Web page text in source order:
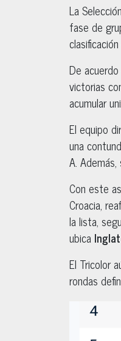
La
fase de
De
victorias
acumular
El equipo
una
A.
Con este
Croacia,
la lista,
ubica
El Tricolor
rondas